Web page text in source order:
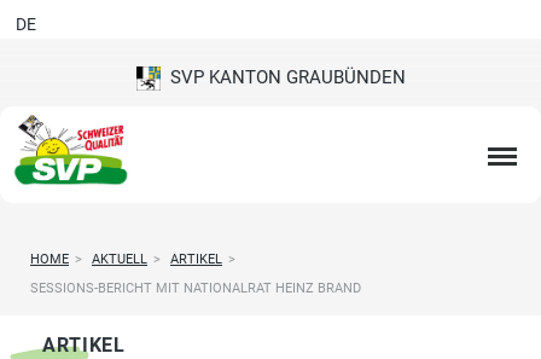
SVP KANTON GRAUBÜNDEN
DE
HOME > AKTUELL > ARTIKEL >
SESSIONS-BERICHT MIT NATIONALRAT HEINZ BRAND
ARTIKEL